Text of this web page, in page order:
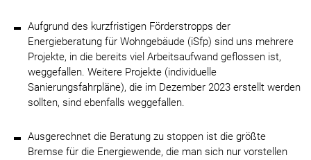
Aufgrund des kurzfristigen Förderstropps der
Energieberatung für Wohngebäude (iSfp) sind uns mehrere
Projekte, in die bereits viel Arbeitsaufwand geflossen ist,
weggefallen. Weitere Projekte (individuelle
Sanierungsfahrpläne), die im Dezember 2023 erstellt werden
sollten, sind ebenfalls weggefallen.
Ausgerechnet die Beratung zu stoppen ist die größte
Bremse für die Energiewende, die man sich nur vorstellen